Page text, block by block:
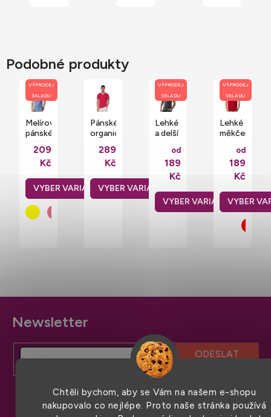
Chtěli bychom, aby se Vám na našem e-shopu
nakupovalo co nejlépe. Proto naše stránka používá
Podobné produkty
VÝPRODEJ
SKLADU
Melírové
pánské
tričko
nejen
na
sublimaci
209
Kč
Pánské
organické
James
Stedman
289
Kč
VÝPRODEJ
SKLADU
Lehké
a delší
véčka
Build
Brand
140
g/m
od
189
Kč
VÝPRODEJ
SKLADU
Lehké
měkčené
košili
Gildan
SoftStyle
150
od
189
Kč
Z
á
p
a